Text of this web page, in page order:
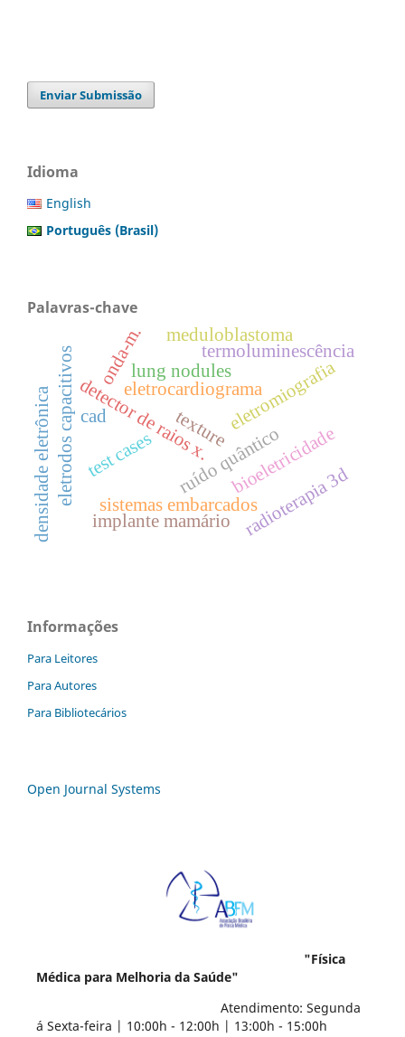
Enviar Submissão
Idioma
English
Português (Brasil)
Palavras-chave
detector de raios x. bioeletricidade
sistemas embarcados
eletrocardiograma
eletrodos capacitivos ruído quântico
implante mamário
eletromiografia
test cases
radioterapia 3d
onda-m.lung nodules
cad texture
termoluminescência
densidade eletrônica
meduloblastoma
Informações
Para Leitores
Para Autores
Para Bibliotecários
Open Journal Systems
"Física
Médica para Melhoria da Saúde"
Atendimento: Segunda
á Sexta-feira | 10:00h - 12:00h | 13:00h - 15:00h